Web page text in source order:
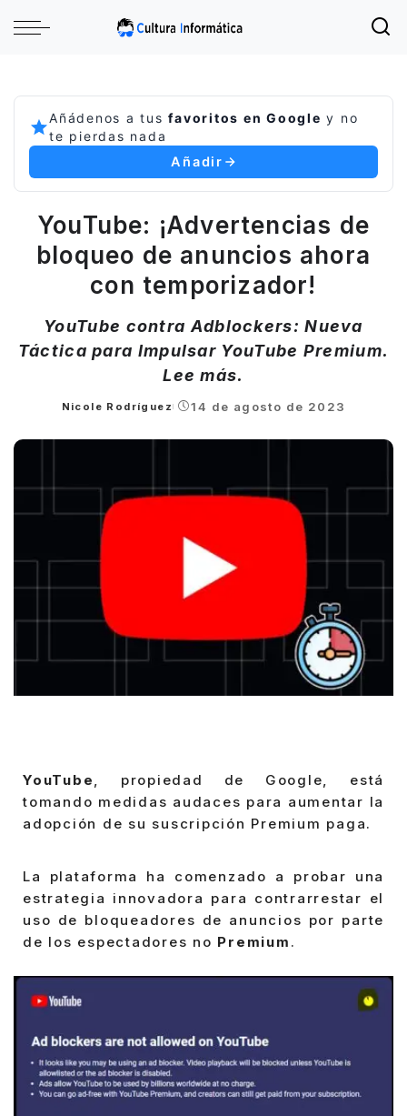
Añádenos a tusfavoritos en Google y no
te pierdas nada
Añadir
YouTube: ¡Advertencias de
bloqueo de anuncios ahora
con temporizador!
YouTube contra Adblockers: Nueva
Táctica para Impulsar YouTube Premium.
Lee más.
Posted
Nicole Rodríguez 14 de agosto de 2023
YouTube, propiedad de Google, está
tomando medidas audaces para aumentar la
adopción de su suscripción Premium paga.
La plataforma ha comenzado a probar una
estrategia innovadora para contrarrestar el
uso de bloqueadores de anuncios por parte
de los espectadores no Premium .